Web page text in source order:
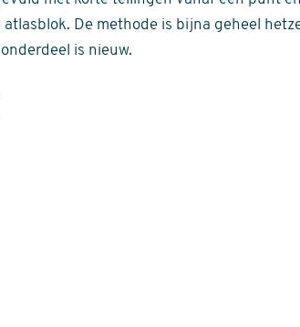
De methode is bijna geheel
is nieuw.